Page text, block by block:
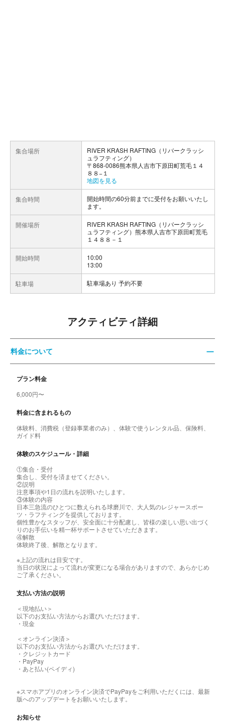
集合場所
RIVER KRASH RAFTING（リバークラッシ
ュラフティング）
〒868-0086熊本県人吉市下原田町荒毛１４
８８−１
地図を見る
集合時間
開始時間の60分前までに受付をお願いいたし
ます。
開催場所
RIVER KRASH RAFTING（リバークラッシ
ュラフティング）熊本県人吉市下原田町荒毛
１４８８－１
開始時間
10:00
13:00
駐車場 駐車場あり 予約不要
アクティビティ詳細
料金について
プラン料金
6,000円〜
料金に含まれるもの
体験料、消費税（登録事業者のみ）、体験で使うレンタル品、保険料、
ガイド料
体験のスケジュール・詳細
①集合・受付
集合し、受付を済ませてください。
②説明
注意事項や1日の流れを説明いたします。
③体験の内容
日本三急流のひとつに数えられる球磨川で、大人気のレジャースポー
ツ・ラフティングを提供しております。
個性豊かなスタッフが、安全面に十分配慮し、皆様の楽しい思い出づく
りのお手伝いを精一杯サポートさせていただきます。
④解散
体験終了後、解散となります。
※上記の流れは目安です。
当日の状況によって流れが変更になる場合がありますので、あらかじめ
ご了承ください。
支払い方法の説明
＜現地払い＞
以下のお支払い方法からお選びいただけます。
・現金
＜オンライン決済＞
以下のお支払い方法からお選びいただけます。
・クレジットカード
・PayPay
・あと払い(ペイディ)
※スマホアプリのオンライン決済でPayPayをご利用いただくには、最新
版へのアップデートをお願いいたします。
お知らせ